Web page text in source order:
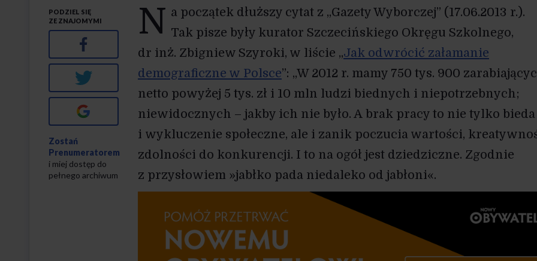
N a początek dłuższy cytat z „Gazety Wyborczej” (17.06.2013 r.).
Tak pisze były kurator Szczecińskiego Okręgu Szkolnego,
dr inż. Zbigniew Szyroki, w liście „Jak odwrócić załamanie
demograficzne w Polsce”: „W 2012 r. mamy 750 tys. 900
netto powyżej 5 tys. zł i 10 mln ludzi biednych i niepotrzebnych;
niewidocznych – jakby ich nie było. A brak pracy to nie tylko bieda
i wykluczenie społeczne, ale i zanik poczucia wartości,
zdolności do konkurencji. I to na ogół jest dziedziczne. Zgodnie
z przysłowiem »jabłko pada niedaleko od jabłoni«.
PODZIEL SIĘ
ZE ZNAJOMYMI
Facebook
Twitter
Zostań
Prenumeratorem
i miej dostęp do
pełnego archiwum